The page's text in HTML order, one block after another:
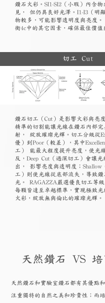
鑽石火彩。SI1-SI2（小瑕）內含物
見， 但仍具良好光澤。I1-I3（明
物較多，可能影響透明度與亮度
衡4c中的其它因素，確保最佳價值
切工 Cut
鑽石切工（Cut）是影響火彩與亮
精準的切割能讓光線在鑽石內部完
射， 綻放璀璨光輝。切工分級從
優）到Poor（較差），其中
工） 能最大程度提升亮度，使光
反，Deep Cut（過深切工）會讓光
出， 影響亮度與透明度；Shallow
工）則使光線從底部流失，導致鑽
光。 RAGAZZA嚴選優良切工等
每顆皆達至卓越標準，實現極致光
火彩，綻放無與倫比的璀璨光輝。
天然鑽石 VS 培
天然鑽石和實驗室鑽石都有其優點和
注重獨特的自然之美和珍貴性；而